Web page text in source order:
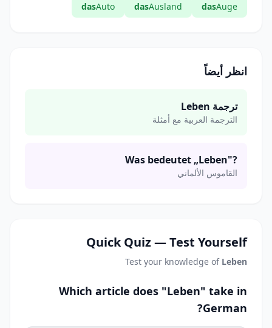
dasAuge
dasAusland
dasAuto
انظر أيضاً
ترجمة Leben
الترجمة العربية مع أمثلة
Was bedeutet „Leben"?
القاموس الألماني
Quick Quiz — Test Yourself
Test your knowledge of Leben
Which article does "Leben" take in
German?